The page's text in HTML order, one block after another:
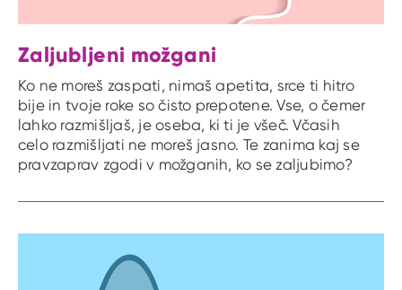
Zaljubljeni možgani
Ko ne moreš zaspati, nimaš apetita, srce ti hitro
bije in tvoje roke so čisto prepotene. Vse, o čemer
lahko razmišljaš, je oseba, ki ti je všeč. Včasih
celo razmišljati ne moreš jasno. Te zanima kaj se
pravzaprav zgodi v možganih, ko se zaljubimo?